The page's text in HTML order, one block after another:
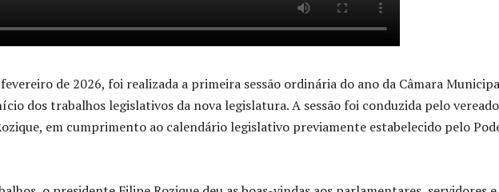
de 2026, foi realizada a primeira sessão ordinária do ano da Câmara
dos trabalhos legislativos da nova legislatura. A sessão foi conduzida pelo
em cumprimento ao calendário legislativo previamente estabelecido pelo